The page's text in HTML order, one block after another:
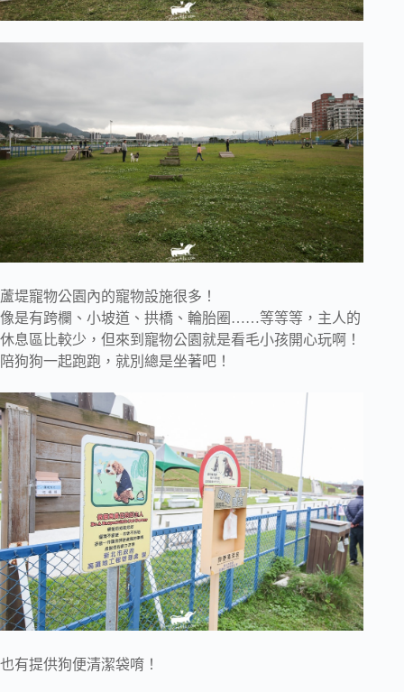
蘆堤寵物公園內的寵物設施很多！
像是有跨欄、小坡道、拱橋、輪胎圈……等等等，主人的
休息區比較少，但來到寵物公園就是看毛小孩開心玩啊！
陪狗狗一起跑跑，就別總是坐著吧！
也有提供狗便清潔袋唷！